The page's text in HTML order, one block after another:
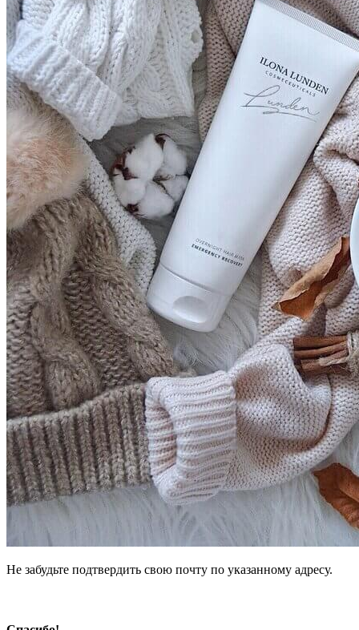
Не забудьте подтвердить свою почту по указанному адресу.